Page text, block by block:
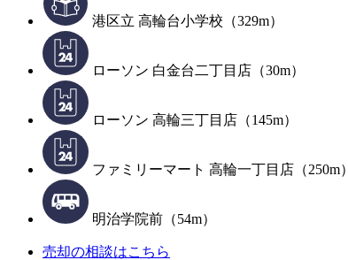
港区立 高輪台小学校（329m）
ローソン 白金台二丁目店（30m）
ローソン 高輪三丁目店（145m）
ファミリーマート 高輪一丁目店（250m）
明治学院前（54m）
売却の相談はこちら